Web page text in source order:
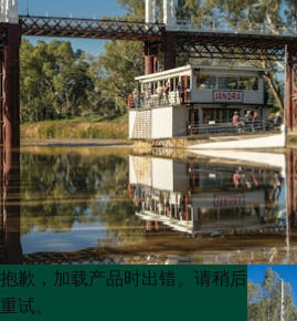
Product
List
Product
List
抱歉，加载产品时出错。请稍后
重试。